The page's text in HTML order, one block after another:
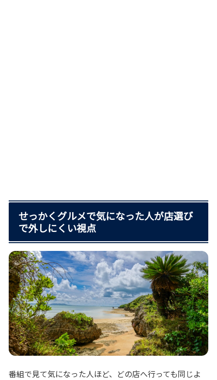
せっかくグルメで気になった人が店選び
で外しにくい視点
番組で見て気になった人ほど、どの店へ行っても同じよ